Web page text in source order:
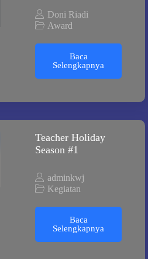
Doni Riadi
Award
Baca
Selengkapnya
Teacher Holiday
Season #1
adminkwj
Kegiatan
Baca
Selengkapnya